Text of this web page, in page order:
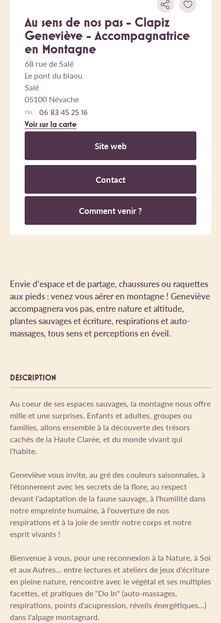
Envie d'espace et de partage, chaussures ou raquettes
aux pieds : venez vous aérer en montagne ! Geneviève
accompagnera vos pas, entre nature et altitude,
plantes sauvages et écriture, respirations et auto-
massages, tous sens et perceptions en éveil.
DESCRIPTION
Au coeur de ses espaces sauvages, la montagne nous offre
mille et une surprises. Enfants et adultes, groupes ou
familles, allons ensemble à la découverte des trésors
cachés de la Haute Clarée, et du monde vivant qui
l'habite.
Geneviève vous invite, au gré des couleurs saisonnales, à
l'étonnement avec les secrets de la flore, au respect
devant l'adaptation de la faune sauvage, à l'humilité dans
notre empreinte humaine, à l'ouverture de nos
respirations et à la joie de sentir notre corps et notre
esprit vivants !
Bienvenue à vous, pour une reconnexion à la Nature, à Soi
et aux Autres... entre lectures et ateliers de jeux d'écriture
en pleine nature, rencontre avec le végétal et ses multiples
facettes, et pratiques de "Do In" (auto-massages,
respirations, points d'acupression, réveils énergétiques...)
dans l'alpage montagnard.
Au sens de nos pas - Clapiz
Geneviève - Accompagnatrice
en Montagne
68 rue de Salé
Le pont du biaou
Salé
05100 Névache
TEL : 06 83 45 25 16
Voir sur la carte
Site web
Contact
Comment venir ?